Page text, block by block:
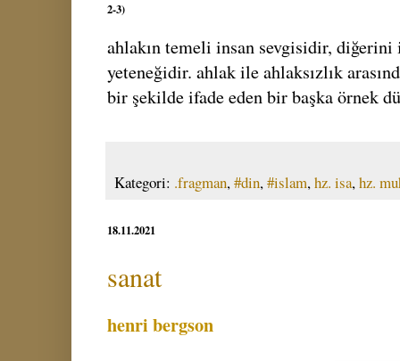
2-3)
ahlakın temeli insan sevgisidir, diğerini
yeteneğidir. ahlak ile ahlaksızlık
bir şekilde ifade eden bir başka örnek
Kategori: .fragman,#din,#islam,hz. isa,hz.
18.11.2021
sanat
henri bergson